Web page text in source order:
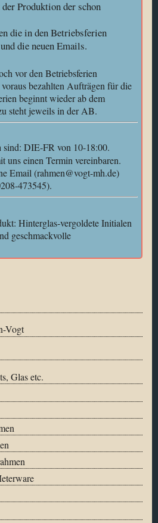
Produktion der schon
die in den Betriebsferien
die neuen Emails.
vor den Betriebsferien
bezahlten Aufträgen für die
beginnt wieder ab dem
steht jeweils in der AB.
sind: DIE-FR von 10-18:00.
uns einen Termin vereinbaren.
Email (rahmen@vogt-mh.de)
473545).
Hinterglas-vergoldete Initialen
geschmackvolle
Vogt
Glas etc.